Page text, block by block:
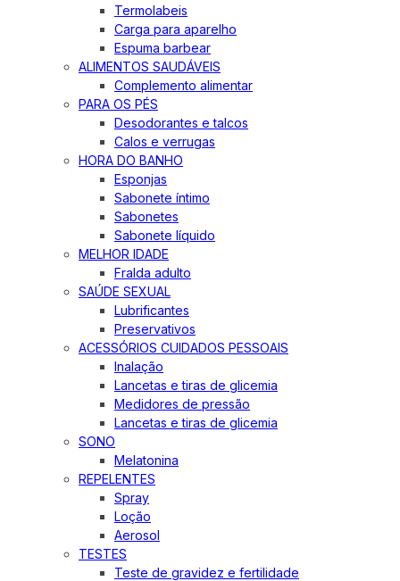
Termolabeis
Carga para aparelho
Espuma barbear
ALIMENTOS SAUDÁVEIS
Complemento alimentar
PARA OS PÉS
Desodorantes e talcos
Calos e verrugas
HORA DO BANHO
Esponjas
Sabonete íntimo
Sabonetes
Sabonete líquido
MELHOR IDADE
Fralda adulto
SAÚDE SEXUAL
Lubrificantes
Preservativos
ACESSÓRIOS CUIDADOS PESSOAIS
Inalação
Lancetas e tiras de glicemia
Medidores de pressão
Lancetas e tiras de glicemia
SONO
Melatonina
REPELENTES
Spray
Loção
Aerosol
TESTES
Teste de gravidez e fertilidade